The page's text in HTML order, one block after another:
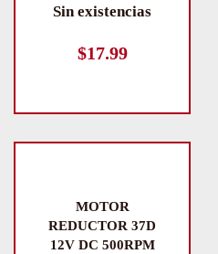
Sin existencias
$17.99
MOTOR
REDUCTOR 37D
12V DC 500RPM